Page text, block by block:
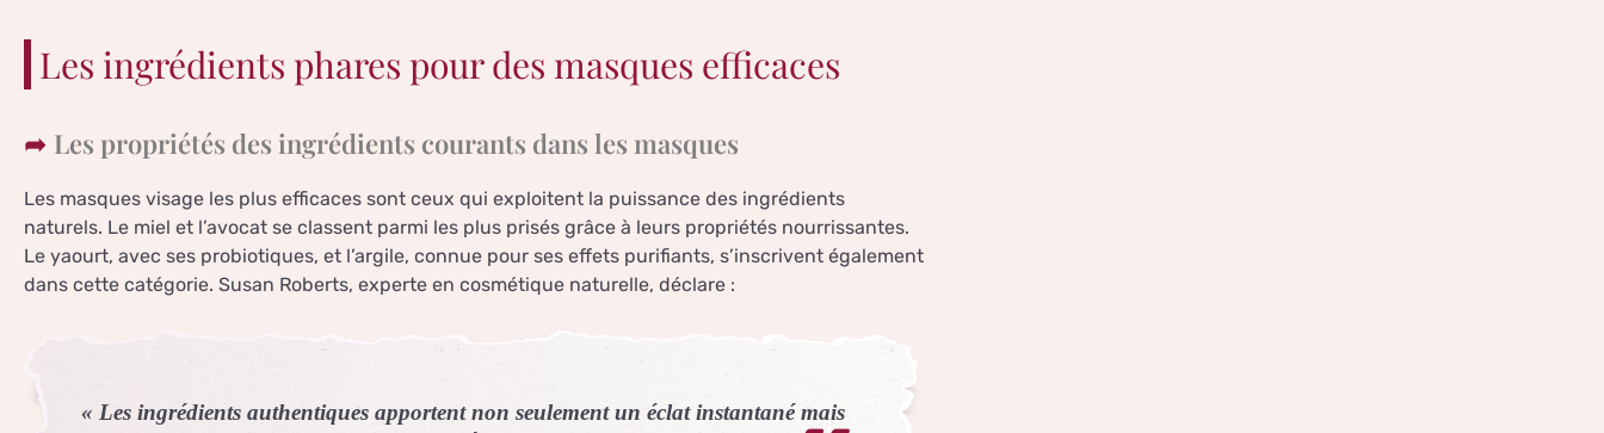
Les ingrédients phares pour des masques efficaces
Les propriétés des ingrédients courants dans les masques
Les masques visage les plus efficaces sont ceux qui exploitent la puissance des ingrédients
naturels. Le miel et l’avocat se classent parmi les plus prisés grâce à leurs propriétés nourrissantes.
Le yaourt, avec ses probiotiques, et l’argile, connue pour ses effets purifiants, s’inscrivent également
dans cette catégorie. Susan Roberts, experte en cosmétique naturelle, déclare :
« Les ingrédients authentiques apportent non seulement un éclat instantané mais